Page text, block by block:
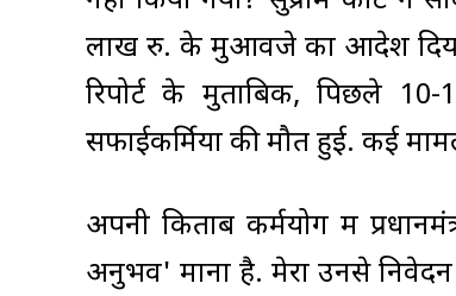
लाख रु. के मुआवजे का आदेश दिया
रिपोर्ट के मुताबिक, पिछले
सफाईकर्मियों की मौत हुई. कई
अपनी किताब कर्मयोग में
अनुभव' माना है. मेरा उनसे